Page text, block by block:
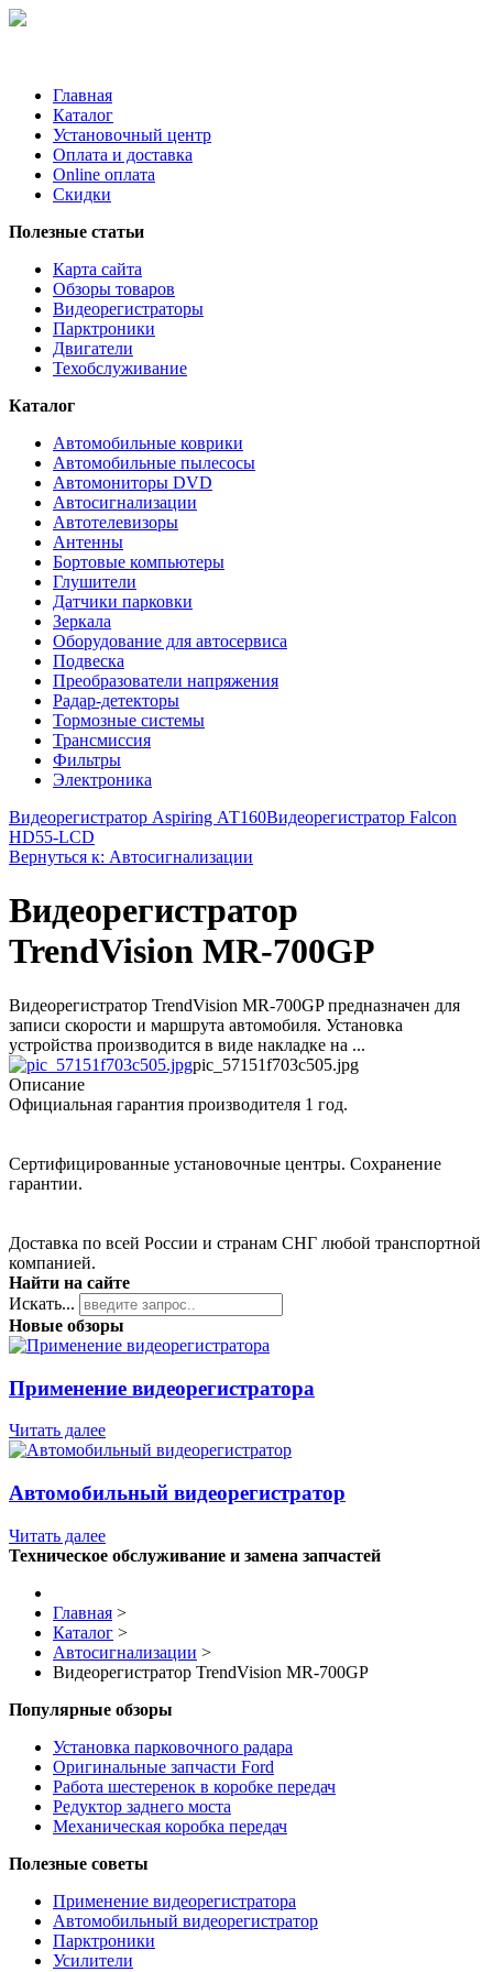
Главная
Каталог
Установочный центр
Оплата и доставка
Online оплата
Скидки
Полезные статьи
Карта сайта
Обзоры товаров
Видеорегистраторы
Парктроники
Двигатели
Техобслуживание
Каталог
Автомобильные коврики
Автомобильные пылесосы
Автомониторы DVD
Автосигнализации
Автотелевизоры
Антенны
Бортовые компьютеры
Глушители
Датчики парковки
Зеркала
Оборудование для автосервиса
Подвеска
Преобразователи напряжения
Радар-детекторы
Тормозные системы
Трансмиссия
Фильтры
Электроника
Видеорегистратор Aspiring АТ160Видеорегистратор Falcon
HD55-LCD
Вернуться к: Автосигнализации
Видеорегистратор
TrendVision MR-700GP
Видеорегистратор TrendVision MR-700GP предназначен для
записи скорости и маршрута автомобиля. Установка
устройства производится в виде накладке на ...
pic_57151f703c505.jpg
Описание
Официальная гарантия производителя 1 год.
Сертифицированные установочные центры. Сохранение
гарантии.
Доставка по всей России и странам СНГ любой транспортной
компанией.
Найти на сайте
Искать...
Новые обзоры
Применение видеорегистратора
Читать далее
Автомобильный видеорегистратор
Читать далее
Техническое обслуживание и замена запчастей
Главная >
Каталог >
Автосигнализации >
Видеорегистратор TrendVision MR-700GP
Популярные обзоры
Установка парковочного радара
Оригинальные запчасти Ford
Работа шестеренок в коробке передач
Редуктор заднего моста
Механическая коробка передач
Полезные советы
Применение видеорегистратора
Автомобильный видеорегистратор
Парктроники
Усилители